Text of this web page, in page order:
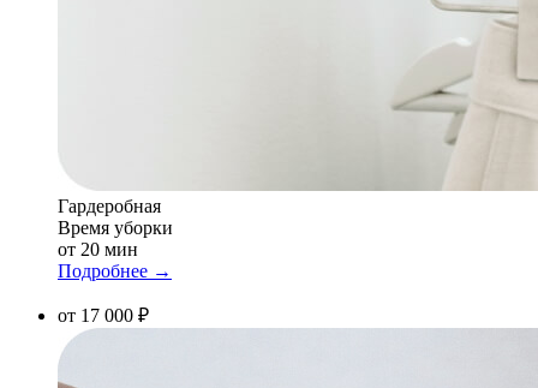
Гардеробная
Время уборки
от 20 мин
Подробнее →
от 17 000 ₽